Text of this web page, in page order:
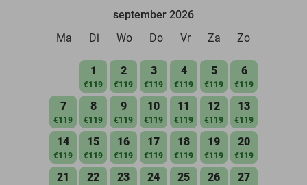
september 2026
Ma
Di Wo Do Vr Za Zo
1
€119
2
€119
3
€119
4
€119
5
€119
6
€119
7
€119
8
€119
9
€119
10
€119
11
€119
12
€119
13
€119
14
€119
15
€119
16
€119
17
€119
18
€119
19
€119
20
€119
21 22 23 24 25 26 27